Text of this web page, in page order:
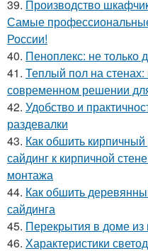
39. Производство
Самые
России!
40. Пеноплекс: не только
41. Теплый пол на стенах:
современном решении
42. Удобство и
раздевалки
43. Как обшить
сайдинг к кирпичной
монтажа
44. Как обшить
сайдинга
45. Перекрытия в доме из
46. Характеристики